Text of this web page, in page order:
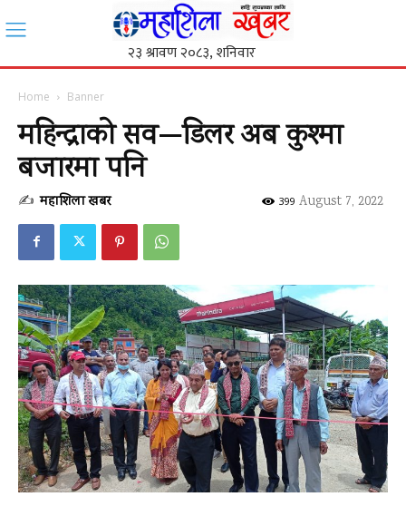
Home Banner
महिन्द्राको सव—डिलर अब कुश्मा
बजारमा पनि
✍ महाशिला खबर August 7, 2022
399